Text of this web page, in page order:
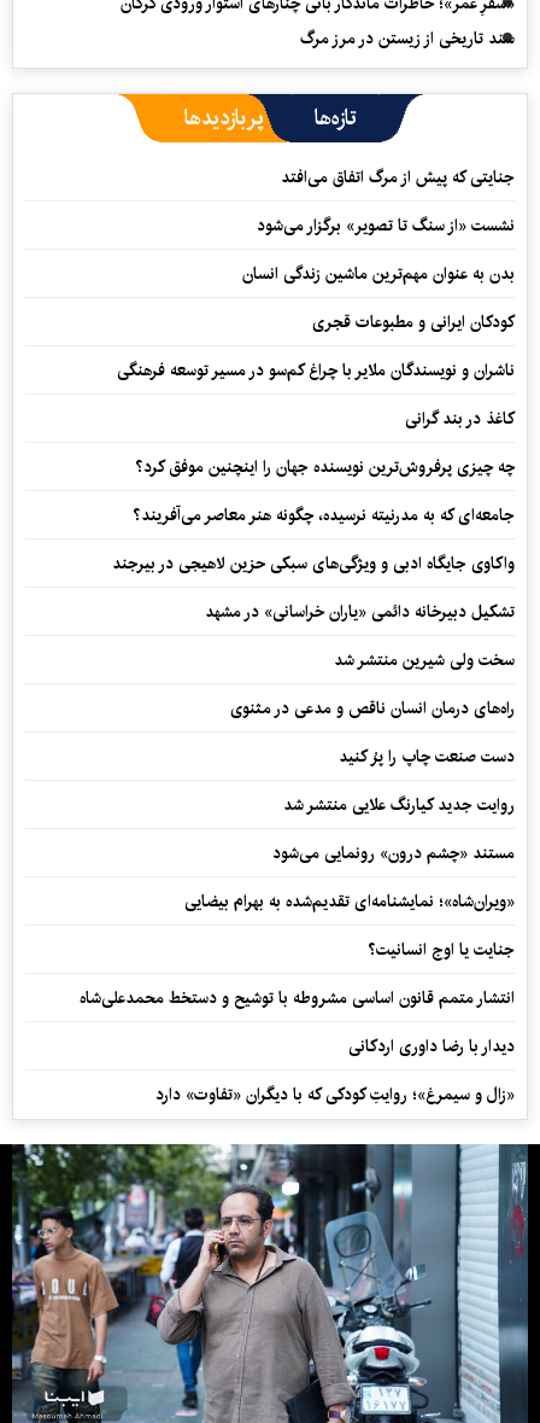
سند تاریخی از زیستن در مرز مرگ
تازه‌ها پربازدیدها
جنایتی که پیش از مرگ اتفاق می‌افتد
نشست «از سنگ تا تصویر» برگزار می‌شود
بدن به عنوان مهم‌ترین ماشین زندگی انسان
کودکان ایرانی و مطبوعات قجری
ناشران و نویسندگان ملایر با چراغ کم‌سو در مسیر توسعه فرهنگی
کاغذ در بند گرانی
چه چیزی پرفروش‌ترین نویسنده جهان را اینچنین موفق کرد؟
جامعه‌ای که به مدرنیته نرسیده، چگونه هنر معاصر می‌آفریند؟
واکاوی جایگاه ادبی و ویژگی‌های سبکی حزین لاهیجی در بیرجند
تشکیل دبیرخانه دائمی «یاران خراسانی» در مشهد
سخت ولی شیرین منتشر شد
راه‌های درمان انسان ناقص و مدعی در مثنوی
دست صنعت چاپ را پرُ کنید
روایت جدید کیارنگ علایی منتشر شد
مستند «چشم درون» رونمایی می‌شود
«ویران‌شاه»؛ نمایشنامه‌ای تقدیم‌شده به بهرام بیضایی
جنایت یا اوج انسانیت؟
انتشار متمم قانون اساسی مشروطه با توشیح و دستخط محمدعلی‌شاه
دیدار با رضا داوری اردکانی
«زال و سیمرغ»؛ روایتِ کودکی که با دیگران «تفاوت» دارد